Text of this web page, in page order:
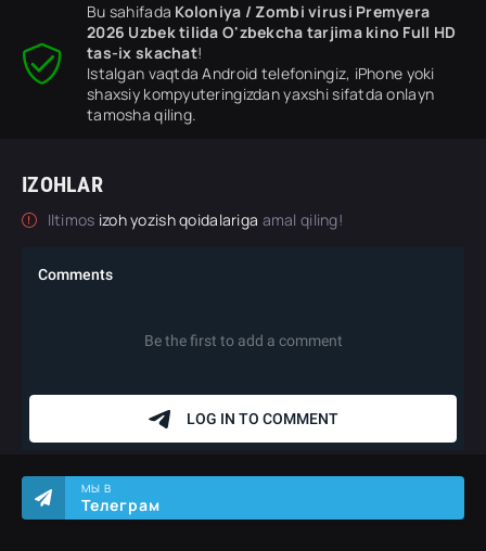
Bu sahifada Koloniya / Zombi virusi Premyera
2026 Uzbek tilida O'zbekcha tarjima kino Full HD
tas-ix skachat!
Istalgan vaqtda Android telefoningiz, iPhone yoki
shaxsiy kompyuteringizdan yaxshi sifatda onlayn
tamosha qiling.
IZOHLAR
Iltimos izoh yozish qoidalariga amal qiling!
МЫ В
Телеграм